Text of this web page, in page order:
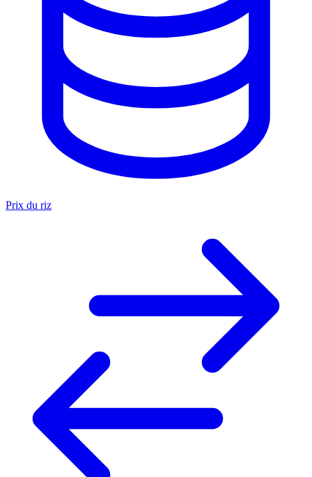
Prix du riz